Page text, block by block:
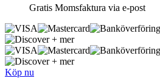
Gratis Momsfaktura via e-post
+ mer
+ mer
Köp nu